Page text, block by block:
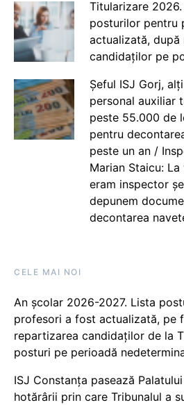
Titularizare
posturilor pentru
actualizată, după
candidaților pe
Șeful ISJ Gorj,
personal auxiliar
peste 55.000 de
pentru
peste un an /
Marian Staicu:
eram inspector
depunem
decontarea
CELE MAI NOI
An școlar 2026-2027. Lista
profesori a fost actualizată, pe
repartizarea candidaților de la
posturi pe perioadă
ISJ Constanța pasează
hotărârii prin care Tribunalul a